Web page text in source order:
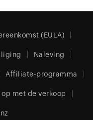
(EULA)
Naleving
Affiliate-programma
met de verkoop